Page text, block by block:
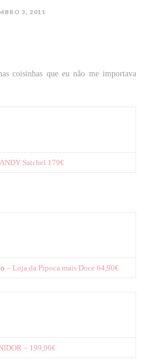
3, 2011
coisinhas que eu não me importava
Satchel 179€
– Loja da Pipoca mais Doce 64,90€
– 199,90€